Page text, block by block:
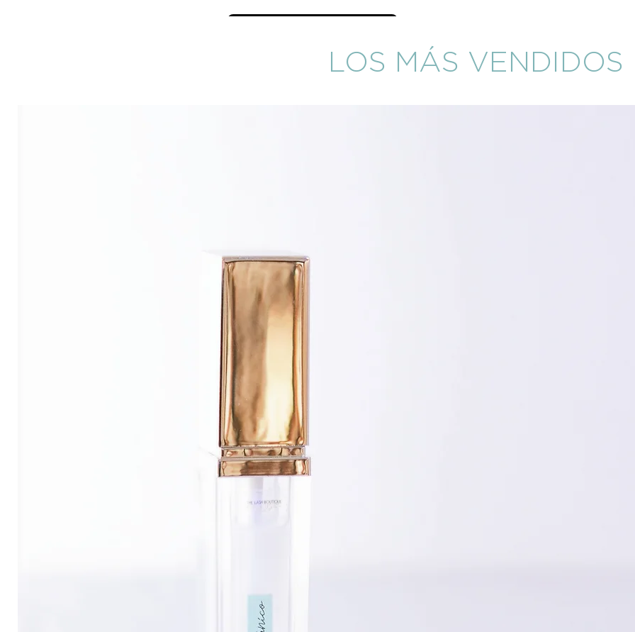
LOS MÁS VENDIDOS